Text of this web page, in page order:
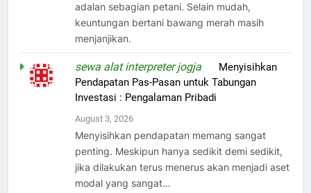
adalan sebagian petani. Selain mudah,
keuntungan bertani bawang merah masih
menjanjikan.
sewa alat interpreter jogja
Menyisihkan
Pendapatan Pas-Pasan untuk Tabungan
Investasi : Pengalaman Pribadi
August 3, 2026
Menyisihkan pendapatan memang sangat
penting. Meskipun hanya sedikit demi sedikit,
jika dilakukan terus menerus akan menjadi aset
modal yang sangat…